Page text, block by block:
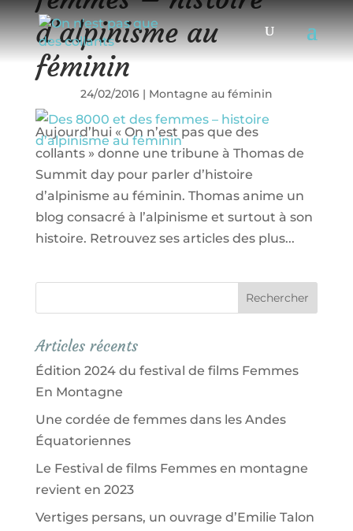
d’alpinisme au
féminin
24/02/2016| Montagne au féminin
Aujourd’hui « On n’est pas que des
collants » donne une tribune à Thomas de
Summit day pour parler d’histoire
d’alpinisme au féminin. Thomas anime un
blog consacré à l’alpinisme et surtout à son
histoire. Retrouvez ses articles des plus...
Articles récents
Édition 2024 du festival de films Femmes
En Montagne
Une cordée de femmes dans les Andes
Équatoriennes
Le Festival de films Femmes en montagne
revient en 2023
Vertiges persans, un ouvrage d’Emilie Talon